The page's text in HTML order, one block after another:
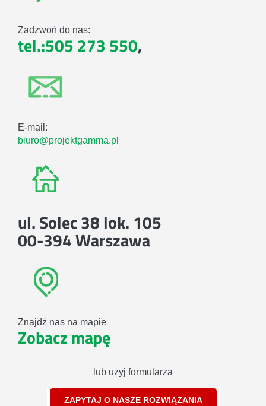
Zadzwoń do nas:
tel.:505 273 550,
E-mail:
biuro@projektgamma.pl
ul. Solec 38 lok. 105
00-394 Warszawa
Znajdź nas na mapie
Zobacz mapę
lub użyj formularza
ZAPYTAJ O NASZE ROZWIĄZANIA